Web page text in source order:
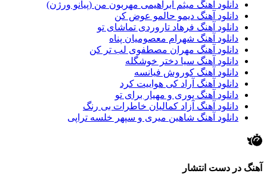
دانلود آهنگ میثم ابراهیمی مهربون من (پیانو ورژن)
دانلود آهنگ دیمو حالمو عوض کن
دانلود آهنگ فرهاد تاروردی تماشای تو
دانلود آهنگ شهرام معصومیان پناه
دانلود آهنگ مهران مصطفوی لب تر کن
دانلود آهنگ سیا دختر خوشگله
دانلود آهنگ کوروش فیانسه
دانلود آهنگ آراد کی هواییت کرد
دانلود آهنگ پوری و مهیار برای تو
دانلود آهنگ آزاد کمالیان خاطرات بی رنگ
دانلود آهنگ شاهین میری و سپهر خلسه تراپی
آهنگ در دست انتشار